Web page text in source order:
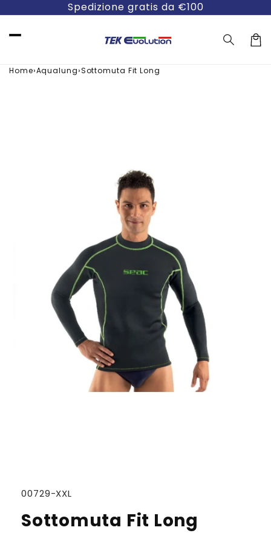
Spedizione gratis da €100
Home›Aqualung›Sottomuta Fit Long
SKU:
00729-XXL
Sottomuta Fit Long